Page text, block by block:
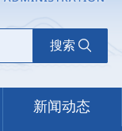
搜索
新闻动态